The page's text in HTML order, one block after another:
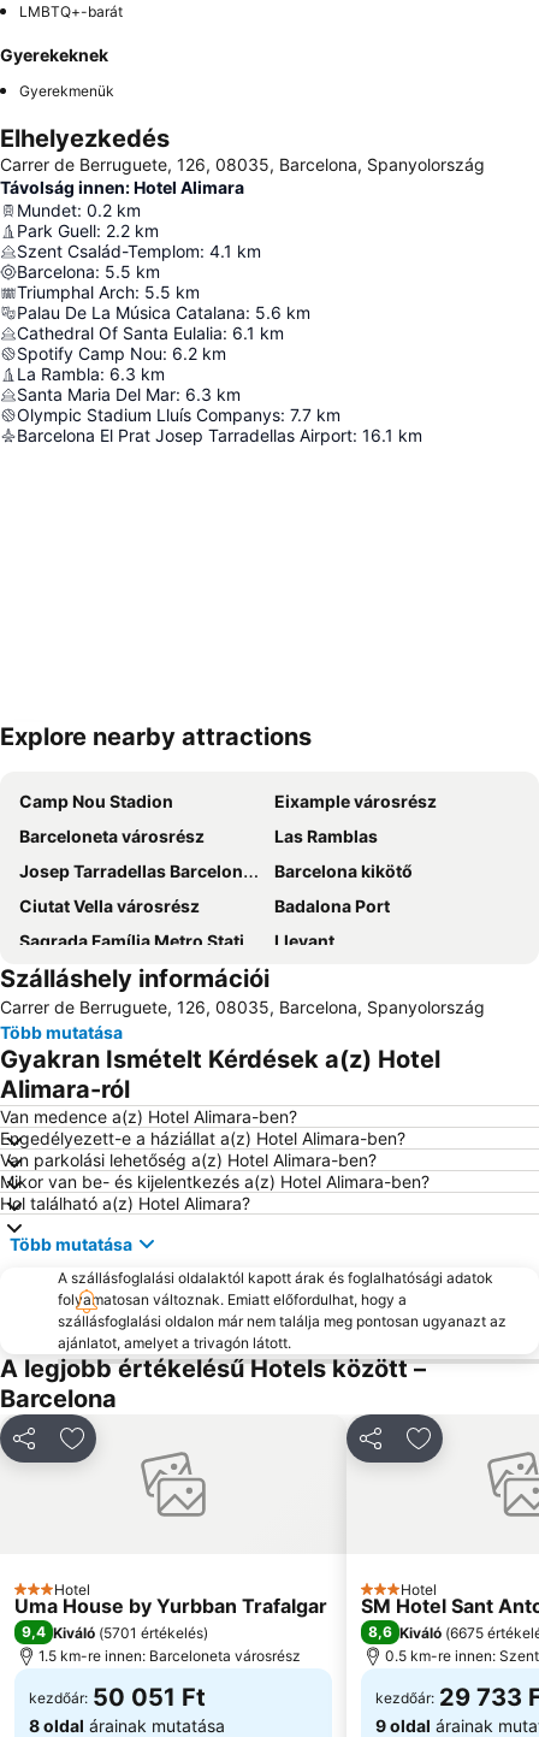
LMBTQ+-barát
Gyerekeknek
Gyerekmenük
Elhelyezkedés
Carrer de Berruguete, 126, 08035, Barcelona, Spanyolország
Távolság innen: Hotel Alimara
Mundet: 0.2 km
Park Guell: 2.2 km
Szent Család-Templom: 4.1 km
Barcelona: 5.5 km
Triumphal Arch: 5.5 km
Palau De La Música Catalana: 5.6 km
Cathedral Of Santa Eulalia: 6.1 km
Spotify Camp Nou: 6.2 km
La Rambla: 6.3 km
Santa Maria Del Mar: 6.3 km
Olympic Stadium Lluís Companys: 7.7 km
Barcelona El Prat Josep Tarradellas Airport: 16.1 km
Nagy méretű térkép
Explore nearby attractions
Camp Nou Stadion
Eixample városrész
Barceloneta városrész
Las Ramblas
Josep Tarradellas Barcelona–El Prat Airport
Barcelona kikötő
Ciutat Vella városrész
Badalona Port
Sagrada Família Metro Station
Llevant
El Poblenou
El Clot
La Dreta de l'Eixample
Spanyol tér
Güell park
Barcelona City Hall
Les Corts Metro Station
Plaza Catalunya
Barcelona Sants Metro Station
Platja Gran
Sants vasútállomás
Barceloneta Metro Station
Barcelona Vásár
Passeig de Gràcia
Északi pályaudvar
Katalónia tér
Barcelona Katedrális
Gótikus városrész
Primavera Sound
Barcelona Akvárium
Badalona Pompeu Fabra Metro Station
Platja de Castelldefels
Sant Pau - Dos de Maig Metro Station
Sant Martí
Sants városrész
Sants-Montjuïc
Montjuïc Erod
Sant Gervasi - Galvany
Clot Metro Station
Monument a Rafael de Casanova
Szálláshely információi
Carrer de Berruguete, 126, 08035, Barcelona, Spanyolország
Több mutatása
Gyakran Ismételt Kérdések a(z) Hotel
Alimara-ról
Van medence a(z) Hotel Alimara-ben?
Engedélyezett-e a háziállat a(z) Hotel Alimara-ben?
Van parkolási lehetőség a(z) Hotel Alimara-ben?
Mikor van be- és kijelentkezés a(z) Hotel Alimara-ben?
Hol található a(z) Hotel Alimara?
Több mutatása
A szállásfoglalási oldalaktól kapott árak és foglalhatósági adatok
folyamatosan változnak. Emiatt előfordulhat, hogy a
szállásfoglalási oldalon már nem találja meg pontosan ugyanazt az
ajánlatot, amelyet a trivagón látott.
A legjobb értékelésű Hotels között –
Barcelona
MegosztásHozzáadás a kedvencekhez
3 Kategória
Hotel
Uma House by Yurbban Trafalgar
9,4 Kiváló (5701 értékelés)
1.5 km-re innen: Barceloneta városrész
kezdőár: 50 051 Ft
8 oldal árainak mutatása
MegosztásHozzáadás
3 Kategória
Hotel
SM Hotel Sant
8,6 Kiváló (6675
0.5 km-re innen:
kezdőár: 29 733
9 oldal árainak